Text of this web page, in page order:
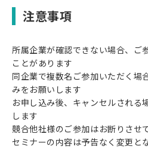
注意事項
所属企業が確認できない場合、ご
ことがあります
同企業で複数名ご参加いただく場
みをお願いします
お申し込み後、キャンセルされる
します
競合他社様のご参加はお断りさせ
セミナーの内容は予告なく変更と